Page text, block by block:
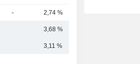
- 2,74 %
3,68 %
3,11 %